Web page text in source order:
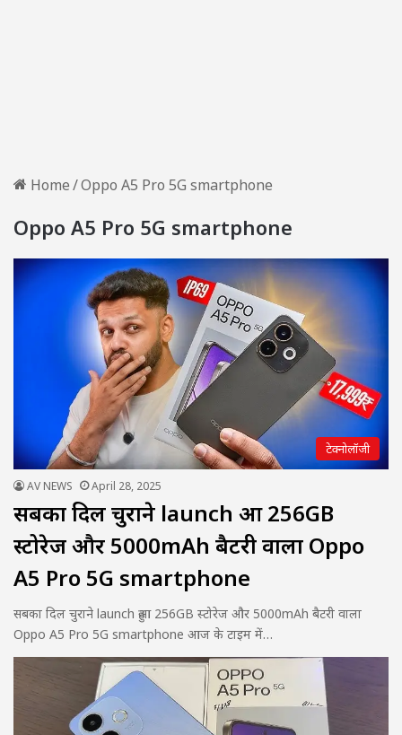
Home/Oppo A5 Pro 5G smartphone
Oppo A5 Pro 5G smartphone
टेक्नोलॉजी
AV NEWS April 28, 2025
सबका दिल चुराने launch हुआ 256GB
स्टोरेज और 5000mAh बैटरी वाला Oppo
A5 Pro 5G smartphone
सबका दिल चुराने launch हुआ 256GB स्टोरेज और 5000mAh बैटरी वाला
Oppo A5 Pro 5G smartphone आज के टाइम में…